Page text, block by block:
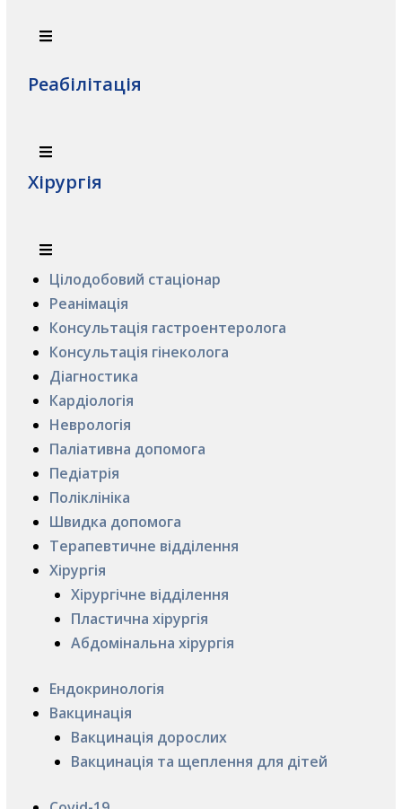
Реабілітація
Хірургія
Цілодобовий стаціонар
Реанімація
Консультація гастроентеролога
Консультація гінеколога
Діагностика
Кардіологія
Неврологія
Паліативна допомога
Педіатрія
Поліклініка
Швидка допомога
Терапевтичне відділення
Хірургія
Хірургічне відділення
Пластична хірургія
Абдомінальна хірургія
Ендокринологія
Вакцинація
Вакцинація дорослих
Вакцинація та щеплення для дітей